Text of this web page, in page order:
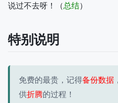
说过不去呀！（总结）
特别说明
免费的最贵，记得备份数据
供折腾的过程！